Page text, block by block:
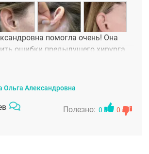
помогла очень! Она
ошибки предыдущего хирурга,
подтяжку варварским методом,
швы возле ушей. Спасибо
что не побоялась моего
красоту на моем лице.
Ольга Александровна
Полезно: 0 0